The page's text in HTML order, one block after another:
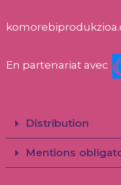
En partenariat avec
Distribution
Mentions